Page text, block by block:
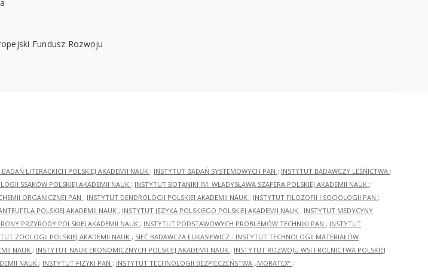
LITERACKICH POLSKIEJ AKADEMII NAUK ; INSTYTUT BADAŃ SYSTEMOWYCH PAN ; INSTYTUT BADAWCZY LEŚNICTWA ;
SSAKÓW POLSKIEJ AKADEMII NAUK ; INSTYTUT BOTANIKI IM. WŁADYSŁAWA SZAFERA POLSKIEJ AKADEMII NAUK ;
ORGANICZNEJ PAN ; INSTYTUT DENDROLOGII POLSKIEJ AKADEMII NAUK ; INSTYTUT FILOZOFII I SOCJOLOGII PAN ;
POLSKIEJ AKADEMII NAUK ; INSTYTUT JĘZYKA POLSKIEGO POLSKIEJ AKADEMII NAUK ; INSTYTUT MEDYCYNY
PRZYRODY POLSKIEJ AKADEMII NAUK ; INSTYTUT PODSTAWOWYCH PROBLEMÓW TECHNIKI PAN ; INSTYTUT
ZOOLOGII POLSKIEJ AKADEMII NAUK ; SIEĆ BADAWCZA ŁUKASIEWICZ - INSTYTUT TECHNOLOGII MATERIAŁÓW
NAUK ; INSTYTUT NAUK EKONOMICZNYCH POLSKIEJ AKADEMII NAUK ; INSTYTUT ROZWOJU WSI I ROLNICTWA POLSKIEJ
NAUK ; INSTYTUT FIZYKI PAN ; INSTYTUT TECHNOLOGII BEZPIECZEŃSTWA „MORATEX” ;